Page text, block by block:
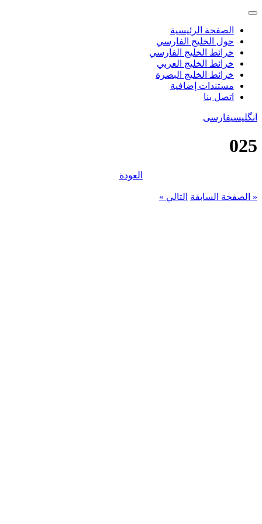
الصفحة الرئيسية
حول الخليج الفارسي
خرائط الخليج الفارسي
خرائط الخليج العربي
خرائط الخليج البصرة
مستندات إضافية
اتصل بنا
انگلیسیفارسی
025
العودة
« الصفحة السابقة التالي »